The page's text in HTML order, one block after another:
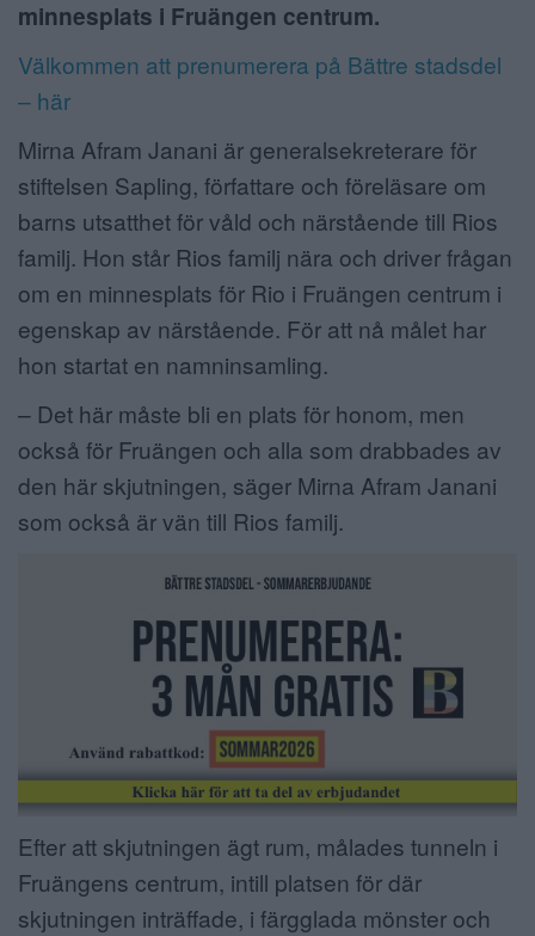
minnesplats i Fruängen centrum.
Välkommen att prenumerera på Bättre stadsdel
– här
Mirna Afram Janani är generalsekreterare för
stiftelsen Sapling, författare och föreläsare om
barns utsatthet för våld och närstående till Rios
familj. Hon står Rios familj nära och driver frågan
om en minnesplats för Rio i Fruängen centrum i
egenskap av närstående. För att nå målet har
hon startat en namninsamling.
– Det här måste bli en plats för honom, men
också för Fruängen och alla som drabbades av
den här skjutningen, säger Mirna Afram Janani
som också är vän till Rios familj.
Efter att skjutningen ägt rum, målades tunneln i
Fruängens centrum, intill platsen för där
skjutningen inträffade, i färgglada mönster och